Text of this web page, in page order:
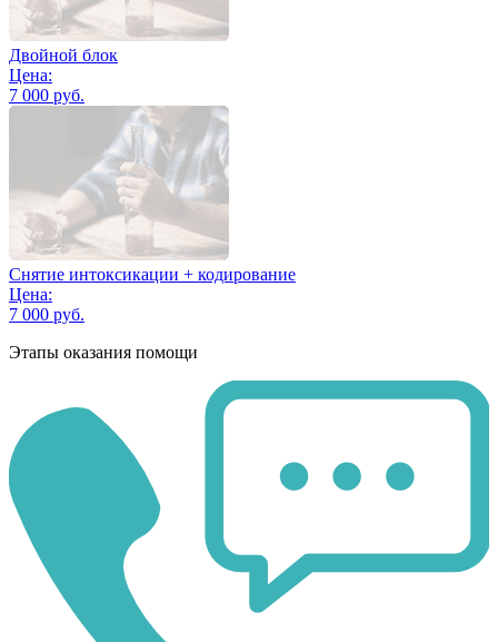
Двойной блок
Цена:
7 000 руб.
Снятие интоксикации + кодирование
Цена:
7 000 руб.
Этапы оказания помощи